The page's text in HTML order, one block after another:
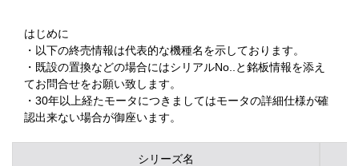
はじめに
・以下の終売情報は代表的な機種名を示しております。
・既設の置換などの場合にはシリアルNo..と銘板情報を添え
てお問合せをお願い致します。
・30年以上経たモータにつきましてはモータの詳細仕様が確
認出来ない場合が御座います。
シリーズ名